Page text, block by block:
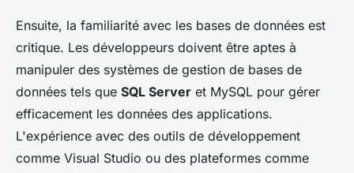
Ensuite, la familiarité avec les bases de données est
critique. Les développeurs doivent être aptes à
manipuler des systèmes de gestion de bases de
données tels que SQL Server et MySQL pour gérer
efficacement les données des applications.
L'expérience avec des outils de développement
comme Visual Studio ou des plateformes comme